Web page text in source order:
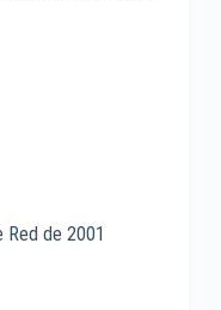
Red de 2001